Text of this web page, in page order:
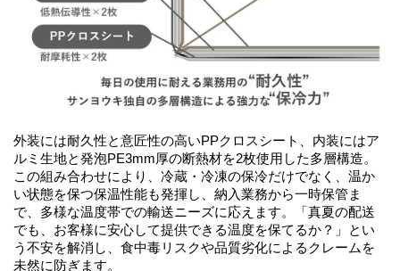
外装には耐久性と意匠性の高いPPクロスシート、内装にはア
ルミ生地と発泡PE3mm厚の断熱材を2枚使用した多層構造。
この組み合わせにより、冷蔵・冷凍の保冷だけでなく、温か
い状態を保つ保温性能も発揮し、納入業務から一時保管ま
で、多様な温度帯での輸送ニーズに応えます。「真夏の配送
でも、お客様に安心して提供できる温度を保てるか？」とい
う不安を解消し、食中毒リスクや品質劣化によるクレームを
未然に防ぎます。